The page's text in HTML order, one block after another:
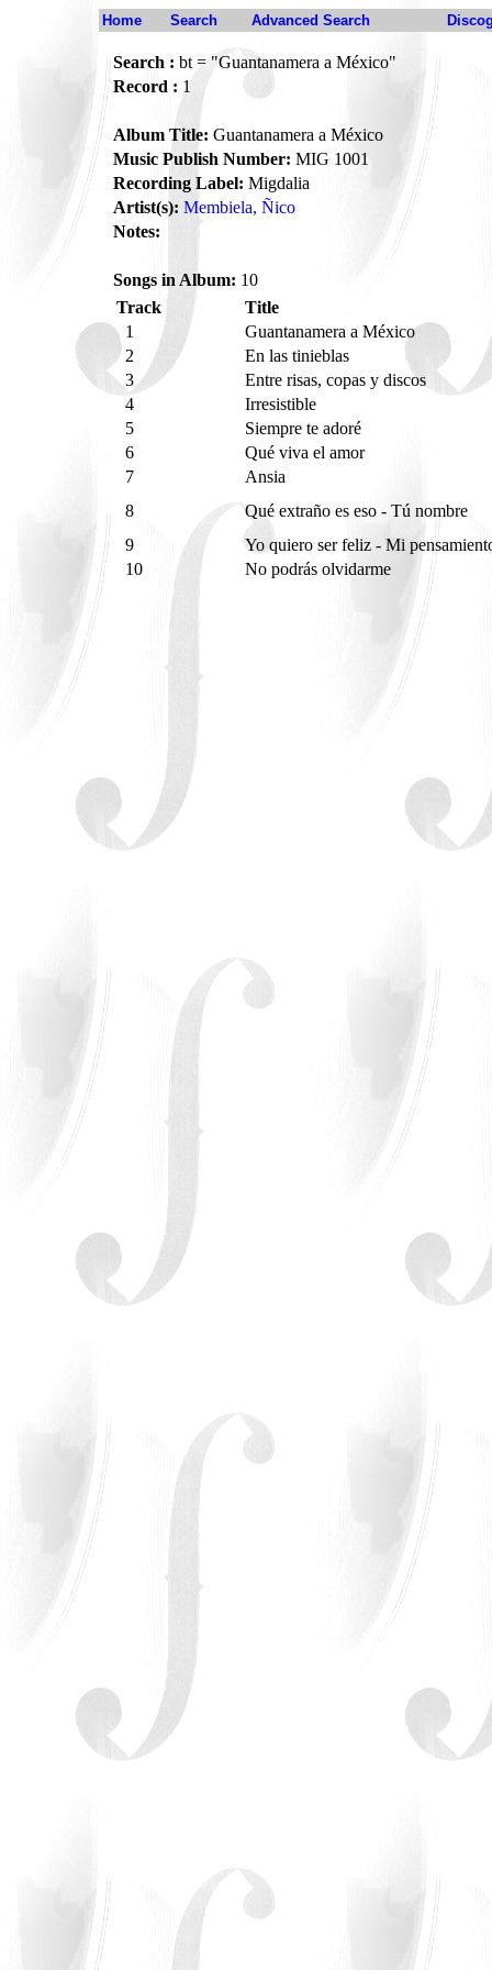
Home Search Advanced Search
Search : bt = "Guantanamera a México"
Record : 1
Album Title: Guantanamera a México
Music Publish Number: MIG 1001
Recording Label: Migdalia
Artist(s): Membiela, Ñico
Notes:
Songs in Album: 10
Track
Title
1
Guantanamera a México
2
En las tinieblas
3
Entre risas, copas y discos
4
Irresistible
5
Siempre te adoré
6
Qué viva el amor
7
Ansia
8
Qué extraño es eso - Tú nombre
9
Yo quiero ser feliz - Mi
10
No podrás olvidarme